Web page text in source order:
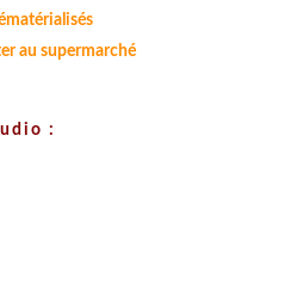
au supermarché
: